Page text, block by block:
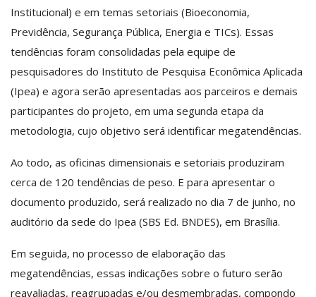
Institucional) e em temas setoriais (Bioeconomia,
Previdência, Segurança Pública, Energia e TICs). Essas
tendências foram consolidadas pela equipe de
pesquisadores do Instituto de Pesquisa Econômica Aplicada
(Ipea) e agora serão apresentadas aos parceiros e demais
participantes do projeto, em uma segunda etapa da
metodologia, cujo objetivo será identificar megatendências.
Ao todo, as oficinas dimensionais e setoriais produziram
cerca de 120 tendências de peso. E para apresentar o
documento produzido, será realizado no dia 7 de junho, no
auditório da sede do Ipea (SBS Ed. BNDES), em Brasília.
Em seguida, no processo de elaboração das
megatendências, essas indicações sobre o futuro serão
reavaliadas, reagrupadas e/ou desmembradas, compondo